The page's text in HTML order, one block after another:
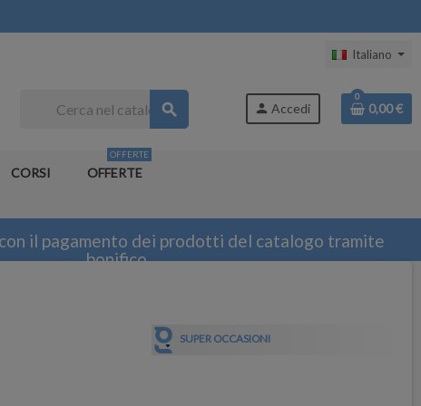
Italiano
search person Accedi
0
0,00 €
CORSI OFFERTE
OFFERTE
il pagamento dei prodotti del catalogo tramite
bonifico
SUPER OCCASIONI